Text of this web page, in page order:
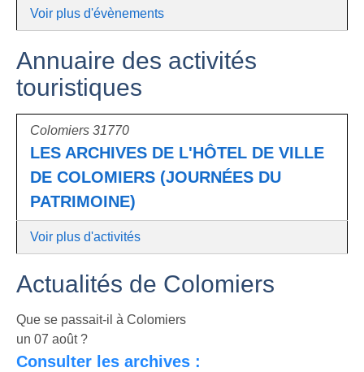
Voir plus d'évènements
Annuaire des activités
touristiques
Colomiers 31770
LES ARCHIVES DE L'HÔTEL DE VILLE
DE COLOMIERS (JOURNÉES DU
PATRIMOINE)
Voir plus d'activités
Actualités de Colomiers
Que se passait-il à Colomiers
un 07 août ?
Consulter les archives :